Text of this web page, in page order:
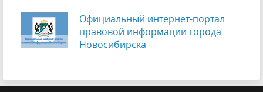
Официальный интернет-портал
правовой информации города
Новосибирска